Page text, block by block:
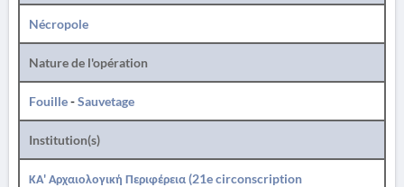
Nécropole
Nature de l'opération
Fouille-Sauvetage
Institution(s)
ΚΑ' Αρχαιολογική Περιφέρεια (21e circonscription